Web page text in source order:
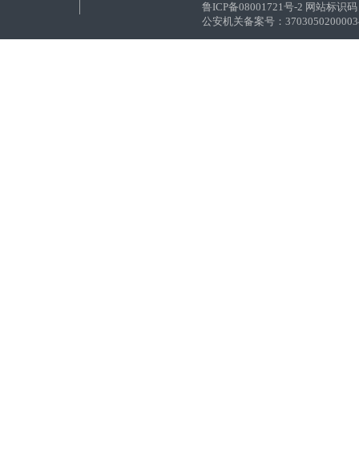
鲁ICP备08001721号-2 网站标识
公安机关备案号：